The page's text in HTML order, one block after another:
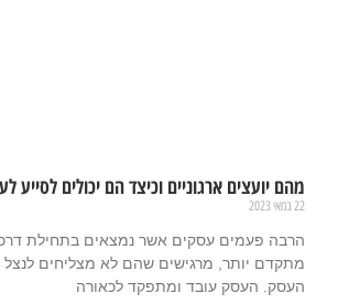
מהם יועצים ארגוניים וכיצד הם יכולים לסייע
22 במאי 2023
הרבה פעמים עסקים אשר נמצאים בתחילת
מתקדם יותר, מרגישים שהם לא מצליחים
העסק. העסק עובד ומתפקד לכאורה